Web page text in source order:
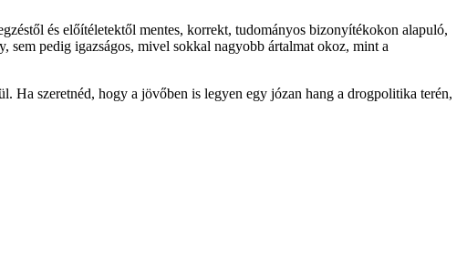
és előítéletektől mentes, korrekt, tudományos bizonyítékokon alapuló,
sem pedig igazságos, mivel sokkal nagyobb ártalmat okoz, mint a
Ha szeretnéd, hogy a jövőben is legyen egy józan hang a drogpolitika terén,